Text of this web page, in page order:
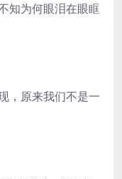
为何眼泪在眼眶
原来我们不是一